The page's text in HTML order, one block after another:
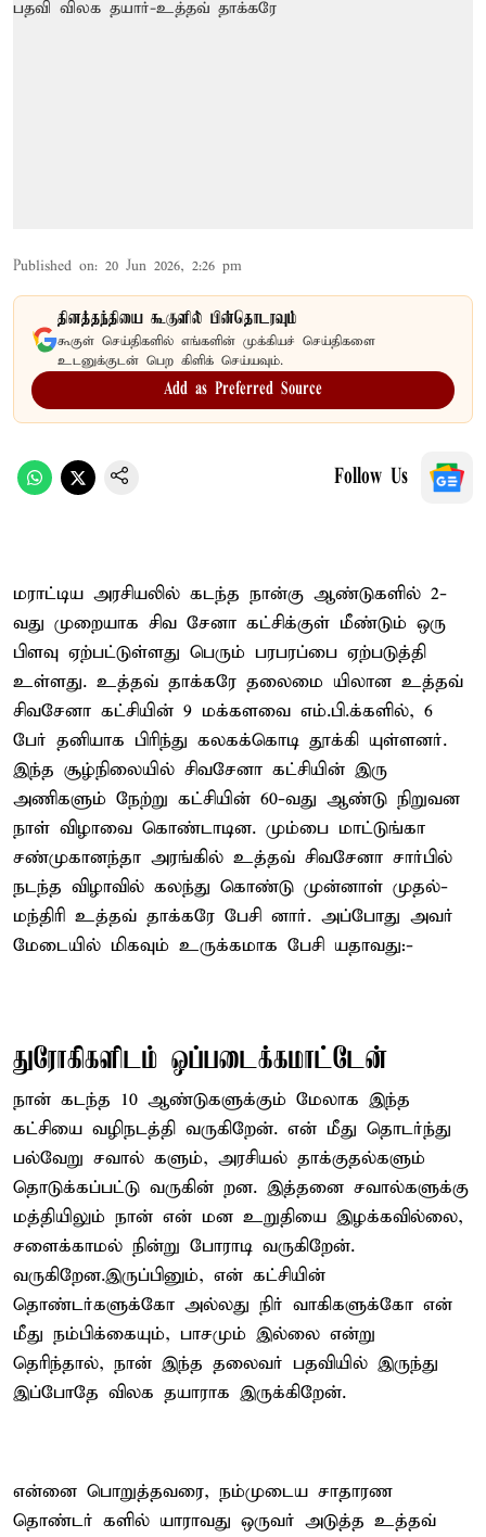
Published on: 20 Jun 2026, 2:26 pm
தினத்தந்தியை கூகுளில் பின்தொடரவும்
கூகுள் செய்திகளில் எங்களின் முக்கியச் செய்திகளை
உடனுக்குடன் பெற கிளிக் செய்யவும்.
Add as Preferred Source
Follow Us
மராட்டிய அரசியலில் கடந்த நான்கு ஆண்டுகளில் 2-
வது முறையாக சிவ சேனா கட்சிக்குள் மீண்டும் ஒரு
பிளவு ஏற்பட்டுள்ளது பெரும் பரபரப்பை ஏற்படுத்தி
உள்ளது. உத்தவ் தாக்கரே தலைமை யிலான உத்தவ்
சிவசேனா கட்சியின் 9 மக்களவை எம்.பி.க்களில், 6
பேர் தனியாக பிரிந்து கலகக்கொடி தூக்கி யுள்ளனர்.
இந்த சூழ்நிலையில் சிவசேனா கட்சியின் இரு
அணிகளும் நேற்று கட்சியின் 60-வது ஆண்டு நிறுவன
நாள் விழாவை கொண்டாடின. மும்பை மாட்டுங்கா
சண்முகானந்தா அரங்கில் உத்தவ் சிவசேனா சார்பில்
நடந்த விழாவில் கலந்து கொண்டு முன்னாள் முதல்-
மந்திரி உத்தவ் தாக்கரே பேசி னார். அப்போது அவர்
மேடையில் மிகவும் உருக்கமாக பேசி யதாவது:-
துரோகிகளிடம் ஒப்படைக்கமாட்டேன்
நான் கடந்த 10 ஆண்டுகளுக்கும் மேலாக இந்த
கட்சியை வழிநடத்தி வருகிறேன். என் மீது தொடர்ந்து
பல்வேறு சவால் களும், அரசியல் தாக்குதல்களும்
தொடுக்கப்பட்டு வருகின் றன. இத்தனை சவால்களுக்கு
மத்தியிலும் நான் என் மன உறுதியை இழக்கவில்லை,
சளைக்காமல் நின்று போராடி வருகிறேன்.
வருகிறேன.இருப்பினும், என் கட்சியின்
தொண்டர்களுக்கோ அல்லது நிர் வாகிகளுக்கோ என்
மீது நம்பிக்கையும், பாசமும் இல்லை என்று
தெரிந்தால், நான் இந்த தலைவர் பதவியில் இருந்து
இப்போதே விலக தயாராக இருக்கிறேன்.
என்னை பொறுத்தவரை, நம்முடைய சாதாரண
தொண்டர் களில் யாராவது ஒருவர் அடுத்த உத்தவ்